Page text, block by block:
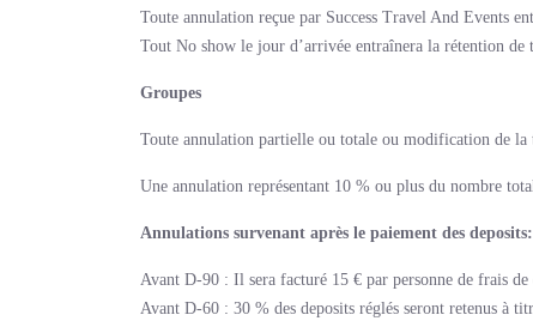
Toute annulation reçue par Success Travel And Events
Tout No show le jour d’arrivée entraînera la rétention de
Groupes
Toute annulation partielle ou totale ou modification de
Une annulation représentant 10 % ou plus du nombre
Annulations survenant après le paiement des deposits:
Avant D-90 : Il sera facturé 15 € par personne de frais de
Avant D-60 : 30 % des deposits réglés seront retenus à